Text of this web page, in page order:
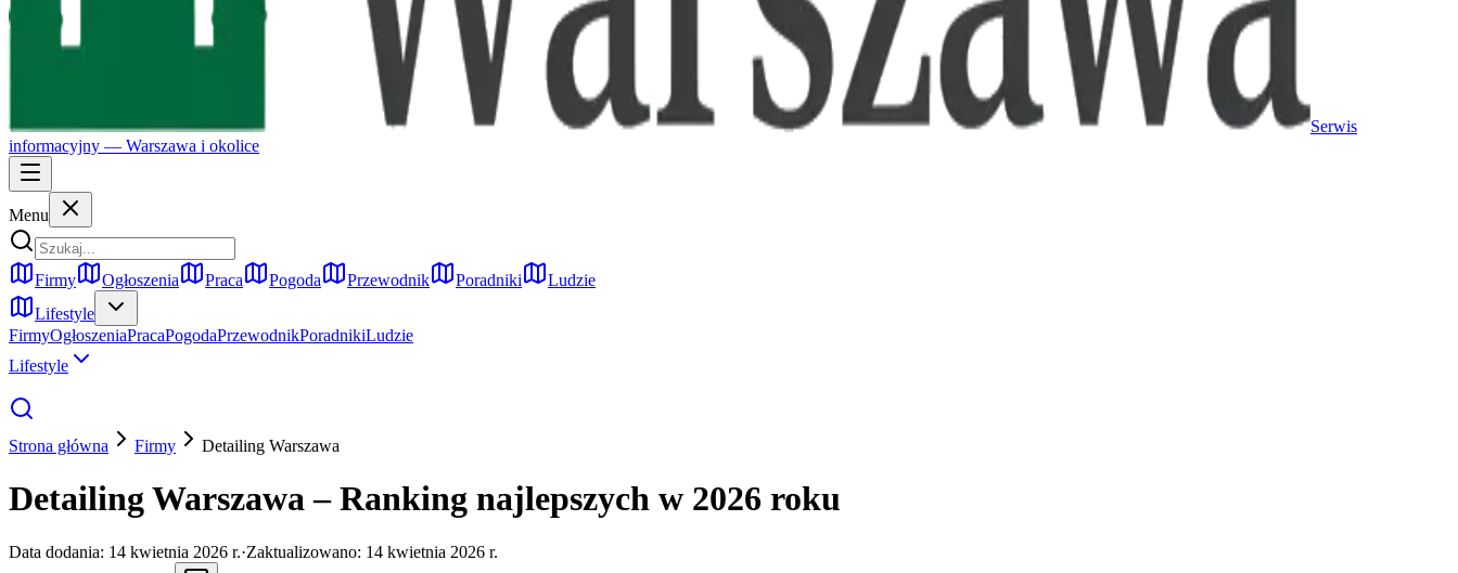
Serwis
informacyjny — Warszawa i okolice
Menu
Firmy Ogłoszenia Praca Pogoda Przewodnik Poradniki
Ludzie
Lifestyle
FirmyOgłoszeniaPracaPogodaPrzewodnikPoradnikiLudzie
Lifestyle
Strona główna Firmy Detailing Warszawa
Detailing Warszawa – Ranking najlepszych w 2026 roku
Data dodania: 14 kwietnia 2026 r.·Zaktualizowano: 14 kwietnia 2026 r.